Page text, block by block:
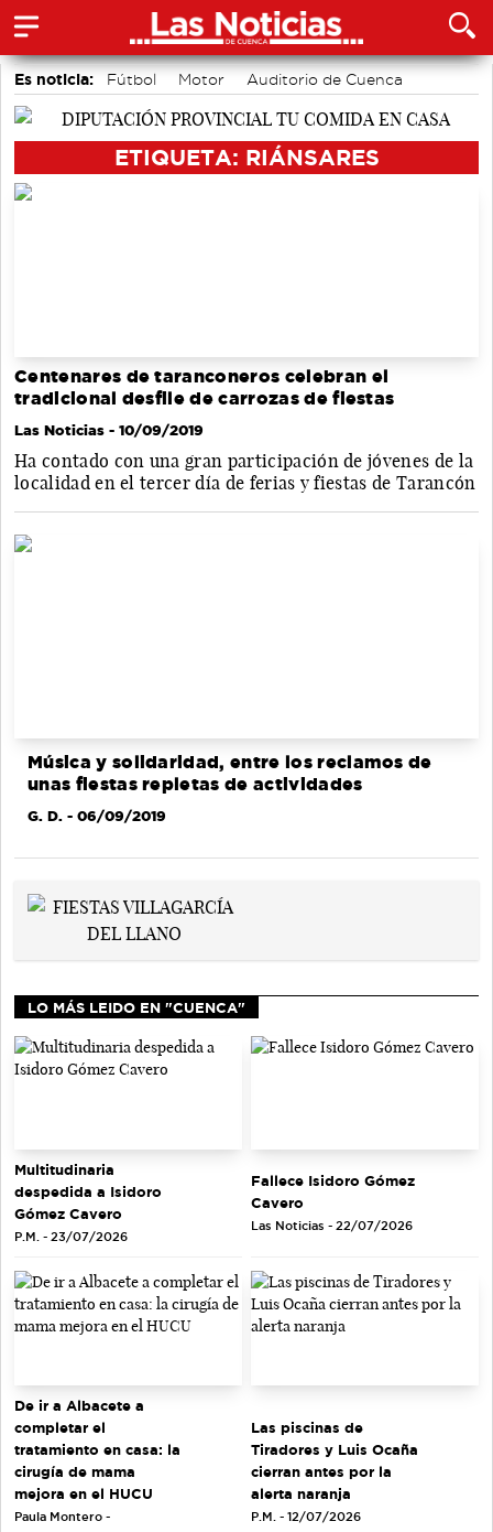
Es noticia: Fútbol Motor
Auditorio de Cuenca
Bádminton
Medio Ambiente
ETIQUETA: RIÁNSARES
Centenares de taranconeros celebran el
tradicional desfile de carrozas de fiestas
Las Noticias - 10/09/2019
Ha contado con una gran participación de jóvenes de la
localidad en el tercer día de ferias y fiestas de Tarancón
Música y solidaridad, entre los reclamos de
unas fiestas repletas de actividades
G. D. - 06/09/2019
LO MÁS LEIDO EN "CUENCA"
Multitudinaria
despedida a Isidoro
Gómez Cavero
P.M. - 23/07/2026
Fallece Isidoro Gómez
Cavero
Las Noticias - 22/07/2026
De ir a Albacete a
completar el
tratamiento en casa: la
cirugía de mama
mejora en el HUCU
Paula Montero -
Las piscinas de
Tiradores y Luis Ocaña
cierran antes por la
alerta naranja
P.M. - 12/07/2026